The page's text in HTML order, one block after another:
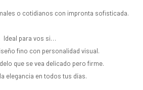
o cotidianos con impronta sofisticada.
Ideal para vos si…
fino con personalidad visual.
que se vea delicado pero firme.
elegancia en todos tus días.